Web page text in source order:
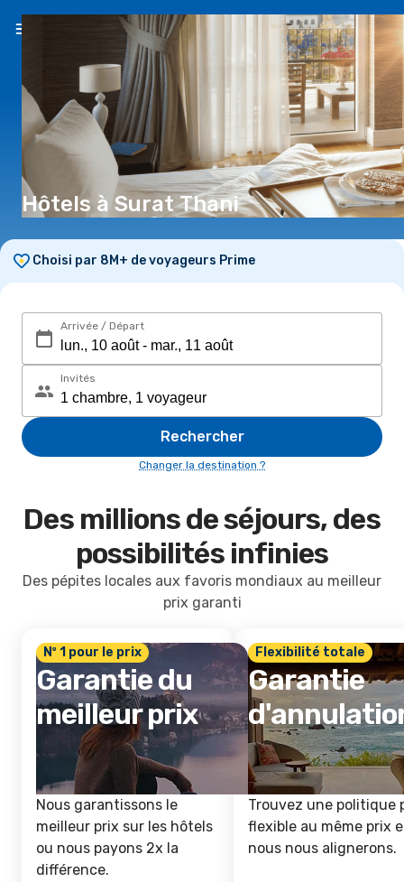
FR(€)
Hôtels à Surat Thani
Choisi par 8M+ de voyageurs Prime
Arrivée / Départ
Invités
Rechercher
Changer la destination ?
Des millions de séjours, des
possibilités infinies
Des pépites locales aux favoris mondiaux au meilleur
prix garanti
Nº 1 pour le prix
Garantie du
meilleur prix
Nous garantissons le
meilleur prix sur les hôtels
ou nous payons 2x la
différence.
Flexibilité totale
Garantie
Trouvez une politique
flexible au même prix
nous nous alignerons.